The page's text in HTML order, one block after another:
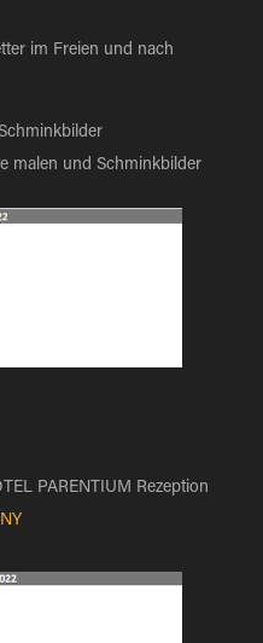
im Freien und nach
malen und Schminkbilder
PARENTIUM Rezeption